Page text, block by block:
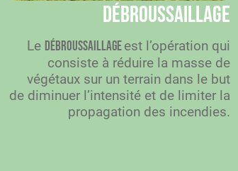
Le débroussaillageest l’opération qui
consiste à réduire la masse de
végétaux sur un terrain dans le but
de diminuer l’intensité et de limiter la
propagation des incendies.
Débroussaillage